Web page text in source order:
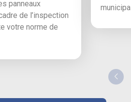
panneaux
de l’inspection
votre norme de